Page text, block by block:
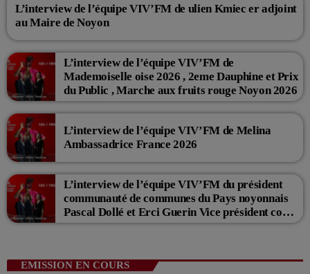
L’interview de l’équipe VIV’FM de ulien Kmiec er adjoint
au Maire de Noyon
L’interview de l’équipe VIV’FM de
Mademoiselle oise 2026 , 2eme Dauphine et Prix
du Public , Marche aux fruits rouge Noyon 2026
L’interview de l’équipe VIV’FM de Melina
Ambassadrice France 2026
L’interview de l’équipe VIV’FM du président
communauté de communes du Pays noyonnais
Pascal Dollé et Erci Guerin Vice président com
de com
EMISSION EN COURS